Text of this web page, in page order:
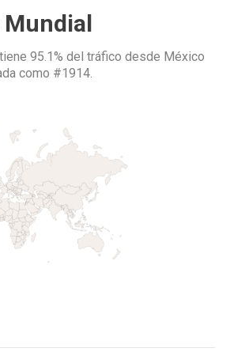
95.1% del tráfico desde México
como #1914.